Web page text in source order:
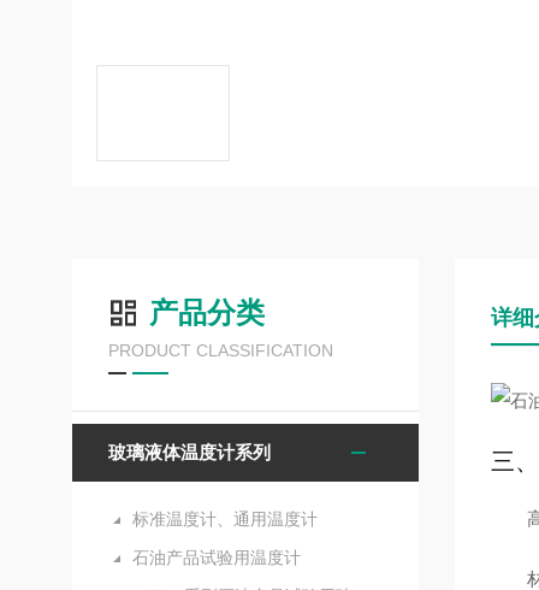
产品分类
PRODUCT CLASSIFICATION
玻璃液体温度计系列
标准温度计、通用温度计
石油产品试验用温度计
详细
三